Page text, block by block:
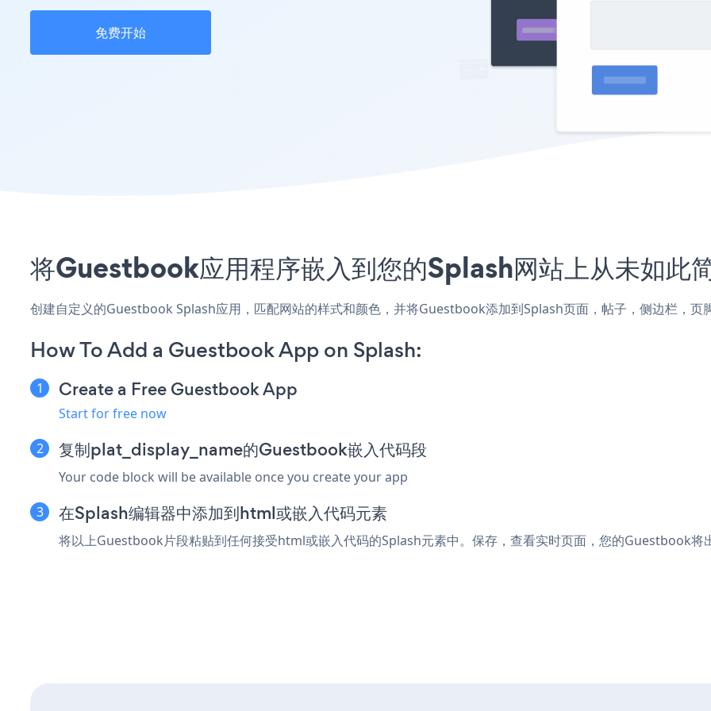
免费开始
将Guestbook应用程序嵌入到您的Splash网站上从未如此
创建自定义的Guestbook Splash应用，匹配网站的样式和颜色，并将Guestbook添加到Splash页面，帖子，侧边栏，页
How To Add a Guestbook App on Splash:
Create a Free Guestbook App
Start for free now
复制plat_display_name的Guestbook嵌入代码段
Your code block will be available once you create your app
在Splash编辑器中添加到html或嵌入代码元素
将以上Guestbook片段粘贴到任何接受html或嵌入代码的Splash元素中。保存，查看实时页面，您的Guestbook将